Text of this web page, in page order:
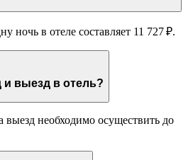
ночь в отеле составляет 11 727 ₽.
В какое время заезд и выезд в отель?
выезд необходимо осуществить до